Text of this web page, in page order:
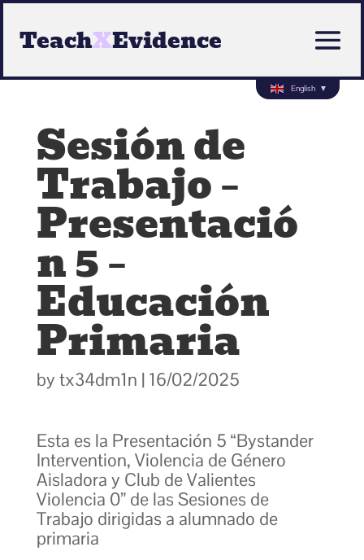
TeachXEvidence
Sesión de
Trabajo –
Presentació
n 5 –
Educación
Primaria
by tx34dm1n | 16/02/2025
Esta es la Presentación 5 “Bystander
Intervention, Violencia de Género
Aisladora y Club de Valientes
Violencia 0” de las Sesiones de
Trabajo dirigidas a alumnado de
primaria
English ▼